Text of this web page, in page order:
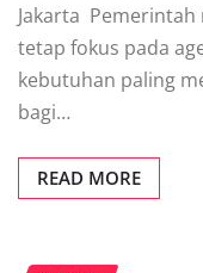
Jakarta 
tetap fokus pada
kebutuhan paling
bagi…
READ MORE